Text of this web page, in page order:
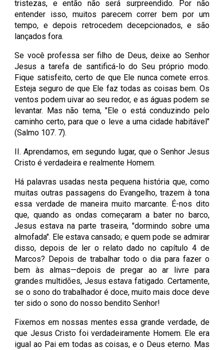
tristezas, e então não será surpreendido. Por não
entender isso, muitos parecem correr bem por um
tempo, e depois retrocedem decepcionados, e são
lançados fora.
Se você professa ser filho de Deus, deixe ao Senhor
Jesus a tarefa de santificá-lo do Seu próprio modo.
Fique satisfeito, certo de que Ele nunca comete erros.
Esteja seguro de que Ele faz todas as coisas bem. Os
ventos podem uivar ao seu redor, e as águas podem se
levantar. Mas não tema, "Ele o está conduzindo pelo
caminho certo, para que o leve a uma cidade habitável"
(Salmo 107. 7).
II. Aprendamos, em segundo lugar, que o Senhor Jesus
Cristo é verdadeira e realmente Homem.
Há palavras usadas nesta pequena história que, como
muitas outras passagens do Evangelho, trazem à tona
essa verdade de maneira muito marcante. É-nos dito
que, quando as ondas começaram a bater no barco,
Jesus estava na parte traseira, "dormindo sobre uma
almofada". Ele estava cansado; e quem pode se admirar
disso, depois de ler o relato dado no capítulo 4 de
Marcos? Depois de trabalhar todo o dia para fazer o
bem às almas—depois de pregar ao ar livre para
grandes multidões, Jesus estava fatigado. Certamente,
se o sono do trabalhador é doce, muito mais doce deve
ter sido o sono do nosso bendito Senhor!
Fixemos em nossas mentes essa grande verdade, de
que Jesus Cristo foi verdadeiramente Homem. Ele era
igual ao Pai em todas as coisas, e o Deus eterno. Mas